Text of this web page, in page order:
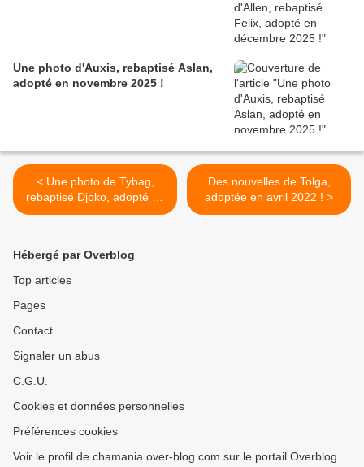
Une photo d'Auxis, rebaptisé Aslan,
adopté en novembre 2025 !
< Une photo de Tybag,
rebaptisé Djoko, adopté en
septembre 2022 !
Des nouvelles de Tolga,
adoptée en avril 2022 ! >
Hébergé par Overblog
Top articles
Pages
Contact
Signaler un abus
C.G.U.
Cookies et données personnelles
Préférences cookies
Voir le profil de chamania.over-blog.com sur le portail Overblog